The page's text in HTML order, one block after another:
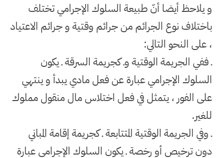
و يلاحظ أيضا أنّ طبيعة السلوك الإجرامي تختلف
باختلاف نوع الجرائم من جرائم وقتية و جرائم الاعتياد
، على النحو التالي:
ـ ففي الجريمة الوقتية وـ كجريمة السرقة ـ يكون
السلوك الإجرامي عبارة عن فعل مادي يبدأ و ينتهي
على الفور ، يتمثل في فعل اختلاس مال منقول مملوك
للغير.
ـ وفي الجريمة الوقتية المتتابعة ـ كجريمة إقامة المباني
دون ترخيص أو رخصة ـ يكون السلوك الإجرامي عبارة